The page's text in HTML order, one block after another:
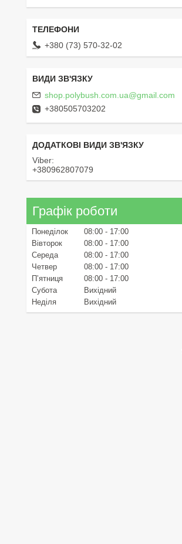
+380 (73) 570-32-02
shop.polybush.com.ua@gmail.com
+380505703202
Viber
+380962807079
Графік роботи
Понеділок 08:00
17:00
Вівторок
08:00
17:00
Середа
08:00
17:00
Четвер
08:00
17:00
Пʼятниця
08:00
17:00
Субота
Вихідний
Неділя
Вихідний